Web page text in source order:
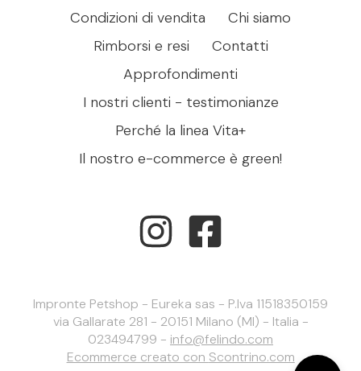
Condizioni di vendita
Chi siamo
Rimborsi e resi
Contatti
Approfondimenti
I nostri clienti - testimonianze
Perché la linea Vita+
Il nostro e-commerce è green!
Impronte Petshop - Eureka sas - P.Iva 11518350159
via Gallarate 281 - 20151 Milano (MI) - Italia -
023494799 - info@felindo.com
Ecommerce creato con Scontrino.com